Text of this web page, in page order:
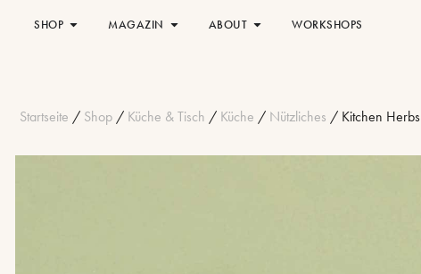
SHOP MAGAZIN ABOUT WORKSHOPS
Startseite / Shop / Küche & Tisch / Küche / Nützliches / Kitchen Herbs